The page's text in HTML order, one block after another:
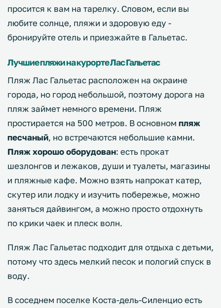
просится к вам на тарелку. Словом, если вы
любите солнце, пляжи и здоровую еду -
бронируйте отель и приезжайте в Гальетас.
Лучшие пляжи на курорте Лас Гальетас
Пляж Лас Гальетас расположен на окраине
города, но город небольшой, поэтому дорога на
пляж займет немного времени. Пляж
простирается на 500 метров. В основном пляж
песчаный, но встречаются небольшие камни.
Пляж хорошо оборудован: есть прокат
шезлонгов и лежаков, души и туалеты, магазины
и пляжные кафе. Можно взять напрокат катер,
скутер или лодку и изучить побережье, можно
заняться дайвингом, а можно просто отдохнуть
по крики чаек и плеск волн.
Пляж Лас Гальетас подходит для отдыха с детьми,
потому что здесь мелкий песок и пологий спуск в
воду.
В соседнем поселке Коста-дель-Силенцио есть